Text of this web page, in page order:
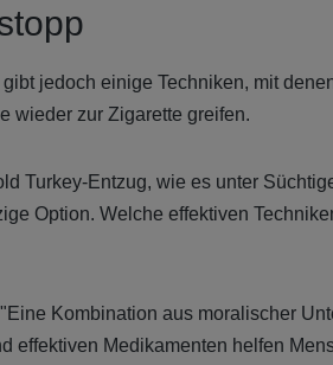
jedoch einige Techniken, mit
wieder zur Zigarette greifen.
Turkey-Entzug, wie es unter
Option. Welche effektiven
Kombination aus moralischer
effektiven Medikamenten helfen